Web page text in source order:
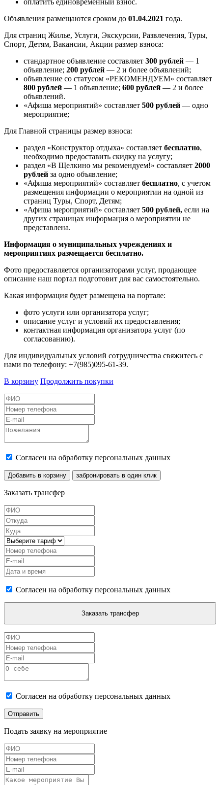
Объявления размещаются сроком до 01.04.2021 года.
Для страниц Жилье, Услуги, Экскурсии, Развлечения, Туры,
Спорт, Детям, Вакансии, Акции размер взноса:
стандартное объявление составляет 300 рублей — 1
объявление; 200 рублей — 2 и более объявлений;
объявление со статусом «РЕКОМЕНДУЕМ» составляет
800 рублей — 1 объявление; 600 рублей — 2 и более
объявлений.
«Афиша мероприятий» составляет 500 рублей — одно
мероприятие;
Для Главной страницы размер взноса:
раздел «Конструктор отдыха» составляет бесплатно,
необходимо предоставить скидку на услугу;
раздел «В Щелкино мы рекомендуем!» составляет 2000
рублей за одно объявление;
«Афиша мероприятий» составляет бесплатно, с учетом
размещения информации о мероприятии на одной из
страниц Туры, Спорт, Детям;
«Афиша мероприятий» составляет 500 рублей, если на
других страницах информация о мероприятии не
представлена.
Информация о муниципальных учреждениях и
мероприятиях размещается бесплатно.
Фото предоставляется организаторами услуг, продающее
описание наш портал подготовит для вас самостоятельно.
Какая информация будет размещена на портале:
фото услуги или организатора услуг;
описание услуг и условий их предоставления;
контактная информация организатора услуг (по
согласованию).
Для индивидуальных условий сотрудничества свяжитесь с
нами по телефону: +7(985)095-61-39.
В корзину Продолжить покупки
Согласен на обработку персональных данных
Добавить в корзину забронировать в один клик
Заказать трансфер
Согласен на обработку персональных данных
Заказать трансфер
Согласен на обработку персональных данных
Отправить
Подать заявку на мероприятие